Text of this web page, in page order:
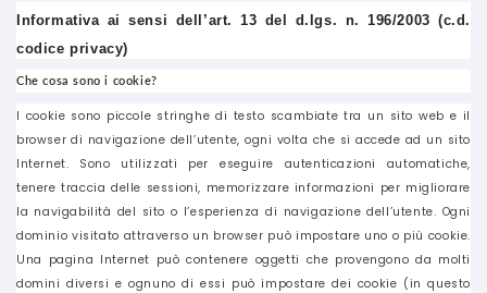
Informativa ai sensi dell’art. 13 del d.lgs. n. 196/2003 (c.d.
codice privacy)
Che cosa sono i cookie?
I cookie sono piccole stringhe di testo scambiate tra un sito web e il
browser di navigazione dell’utente, ogni volta che si accede ad un sito
Internet. Sono utilizzati per eseguire autenticazioni automatiche,
tenere traccia delle sessioni, memorizzare informazioni per migliorare
la navigabilità del sito o l’esperienza di navigazione dell’utente. Ogni
dominio visitato attraverso un browser può impostare uno o più cookie.
Una pagina Internet può contenere oggetti che provengono da molti
domini diversi e ognuno di essi può impostare dei cookie (in questo